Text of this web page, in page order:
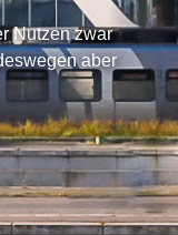
Nutzen zwar
aber